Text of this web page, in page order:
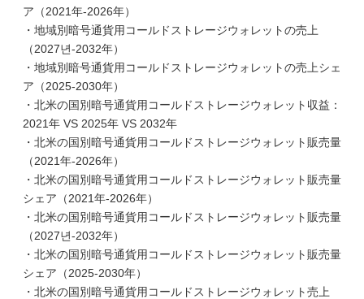
ア（2021年-2026年）
・地域別暗号通貨用コールドストレージウォレットの売上
（2027년-2032年）
・地域別暗号通貨用コールドストレージウォレットの売上シェ
ア（2025-2030年）
・北米の国別暗号通貨用コールドストレージウォレット収益：
2021年 VS 2025年 VS 2032年
・北米の国別暗号通貨用コールドストレージウォレット販売量
（2021年-2026年）
・北米の国別暗号通貨用コールドストレージウォレット販売量
シェア（2021年-2026年）
・北米の国別暗号通貨用コールドストレージウォレット販売量
（2027년-2032年）
・北米の国別暗号通貨用コールドストレージウォレット販売量
シェア（2025-2030年）
・北米の国別暗号通貨用コールドストレージウォレット売上